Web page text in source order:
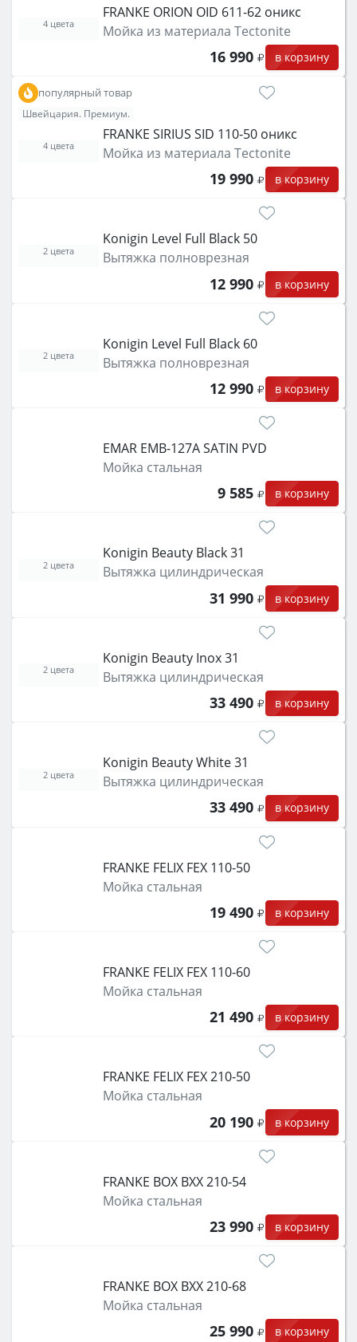
FRANKE ORION OID 611-62 оникс
Мойка из материала Tectonite
16 990 в корзину
4 цвета
популярный товар
Швейцария. Премиум.
FRANKE SIRIUS SID 110-50 оникс
Мойка из материала Tectonite
19 990 в корзину
4 цвета
Konigin Level Full Black 50
Вытяжка полноврезная
12 990 в корзину
2 цвета
Konigin Level Full Black 60
Вытяжка полноврезная
12 990 в корзину
2 цвета
EMAR EMB-127A SATIN PVD
Мойка стальная
9 585 в корзину
Konigin Beauty Black 31
Вытяжка цилиндрическая
31 990 в корзину
2 цвета
Konigin Beauty Inox 31
Вытяжка цилиндрическая
33 490 в корзину
2 цвета
Konigin Beauty White 31
Вытяжка цилиндрическая
33 490 в корзину
2 цвета
FRANKE FELIX FEX 110-50
Мойка стальная
19 490 в корзину
FRANKE FELIX FEX 110-60
Мойка стальная
21 490 в корзину
FRANKE FELIX FEX 210-50
Мойка стальная
20 190 в корзину
FRANKE BOX BXX 210-54
Мойка стальная
23 990 в корзину
FRANKE BOX BXX 210-68
Мойка стальная
25 990 в корзину